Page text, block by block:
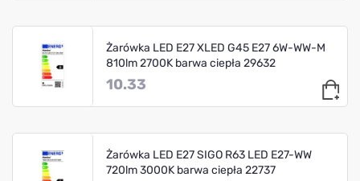
Żarówka LED E27 XLED G45 E27 6W-WW-M
810lm 2700K barwa ciepła 29632
10.33
Żarówka LED E27 SIGO R63 LED E27-WW
720lm 3000K barwa ciepła 22737